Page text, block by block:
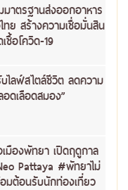
มาตรฐานส่งออกอาหาร
ทย สร้างความเชื่อมั่นสิน
ชื้อโควิด-19
ไลฟ์สไตล์ชีวิต ลดความ
อดเลือดสมอง”
มืองพัทยา เปิดฤดูกาล
Pattaya #พัทยาไม่
มต้อนรับนักท่องเที่ยว